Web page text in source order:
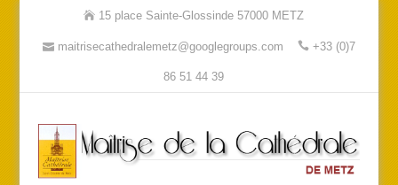
15 place Sainte-Glossinde 57000 METZ
maitrisecathedralemetz@googlegroups.com +33 (0)7
86 51 44 39